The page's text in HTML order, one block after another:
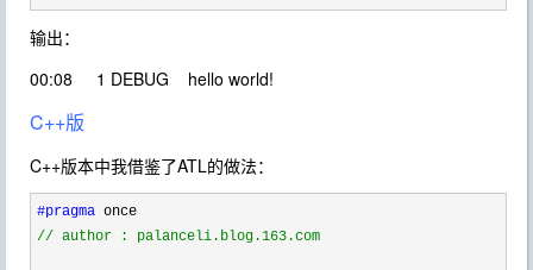
输出：
00:08 1 DEBUG hello world!
C++版
C++版本中我借鉴了ATL的做法：
#pragma
// author : palanceli.blog.163.com